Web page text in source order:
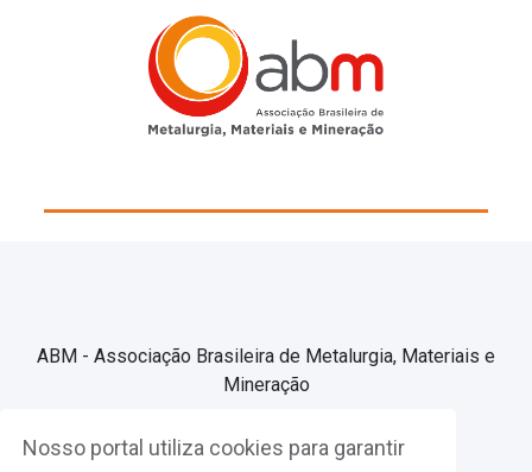
Nosso portal utiliza cookies para garantir
ABM - Associação Brasileira de Metalurgia, Materiais e
Mineração
Associe-se